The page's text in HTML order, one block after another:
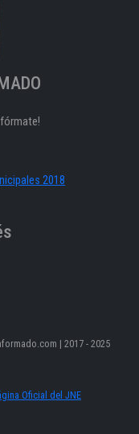
2018
| 2017 - 2025
Oficial del JNE